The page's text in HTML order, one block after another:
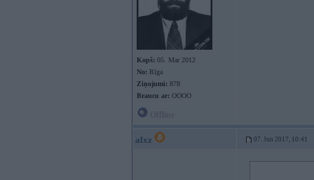
Kopš: 05. Mar 2012
No: Rīga
Ziņojumi: 878
Braucu ar: OOOO
alxz 07. Jun 2017, 10:41